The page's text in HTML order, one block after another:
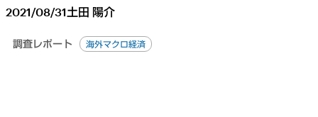
2021/08/31土田 陽介
調査レポート 海外マクロ経済